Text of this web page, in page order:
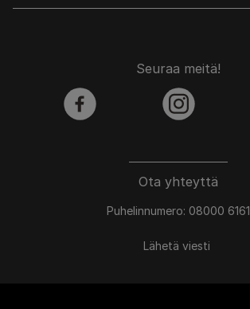
Ota yhteyttä
Puhelinnumero: 08000 6161
Lähetä viesti
Seuraa meitä!
facebook instagram